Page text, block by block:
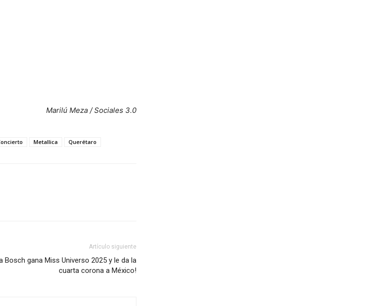
Marilú Meza / Sociales 3.0
Metallica Querétaro
Artículo siguiente
Bosch gana Miss Universo 2025 y le da la
cuarta corona a México!